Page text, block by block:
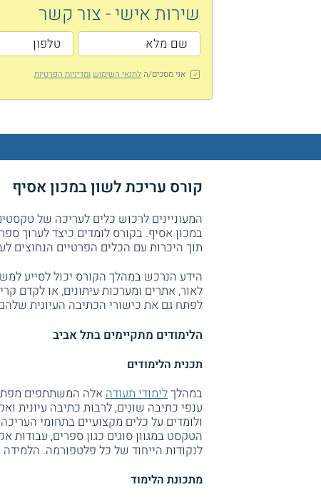
שירות אישי - צור קשר
אני מסכים/הלתנאי השימוש ומדיניות הפרטיות
קורס עריכת לשון במכון אסיף
המעוניינים לרכוש כלים לעריכה של
במכון אסיף. בקורס לומדים כיצד לערוך
תוך היכרות עם הכלים הפרטיים הנחוצים
הידע הנרכש במהלך הקורס יכול לסייע
לאור, אתרים ומערכות עיתונים, או לקדם
לפתח גם את כישורי הכתיבה העיונית
הלימודים מתקיימים בתל אביב
תכנית הלימודים
במהלךלימודי תעודהאלה המשתתפים
ענפי כתיבה שונים, לרבות כתיבה
ולומדים על כלים מקצועיים בתחומי
הטקסט במגוון סוגים כגון ספרים, עבודות
לנקודות הייחוד של כל פלטפורמה.
מתכונת הלימוד